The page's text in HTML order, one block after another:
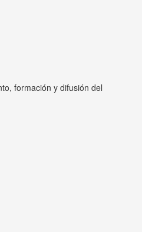
formación y difusión del